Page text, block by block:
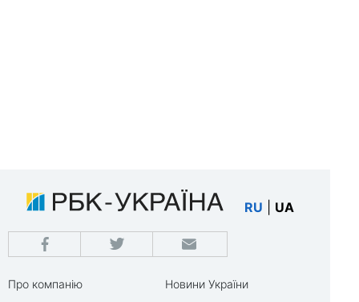
RU UA
Про компанію
Новини України